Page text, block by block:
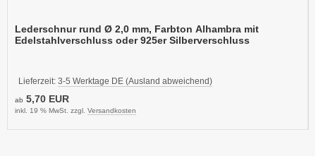
Lederschnur rund Ø 2,0 mm, Farbton Alhambra mit
Edelstahlverschluss oder 925er Silberverschluss
Lieferzeit: 3-5 Werktage DE (Ausland abweichend)
ab 5,70 EUR
inkl. 19 % MwSt. zzgl. Versandkosten